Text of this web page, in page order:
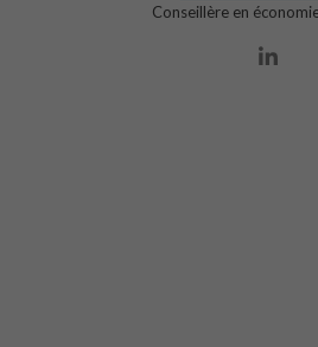
Conseillère en
Lien